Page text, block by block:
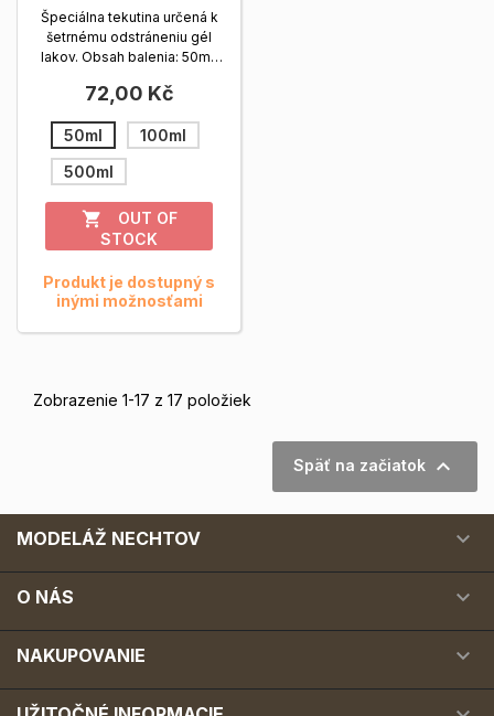
Špeciálna tekutina určená k
šetrnému odstráneniu gél
lakov. Obsah balenia: 50ml,
72,00 Kč
50ml
100ml
500ml

OUT OF
STOCK
Produkt je dostupný s
inými možnosťami
Zobrazenie 1-17 z 17 položiek
Späť na začiatok 
MODELÁŽ NECHTOV 
O NÁS 
NAKUPOVANIE 